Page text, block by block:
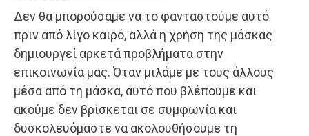
Δεν θα μπορούσαμε να το φανταστούμε αυτό
πριν από λίγο καιρό, αλλά η χρήση της μάσκας
δημιουργεί αρκετά προβλήματα στην
επικοινωνία μας. Όταν μιλάμε με τους άλλους
μέσα από τη μάσκα, αυτό που βλέπουμε και
ακούμε δεν βρίσκεται σε συμφωνία και
δυσκολευόμαστε να ακολουθήσουμε τη